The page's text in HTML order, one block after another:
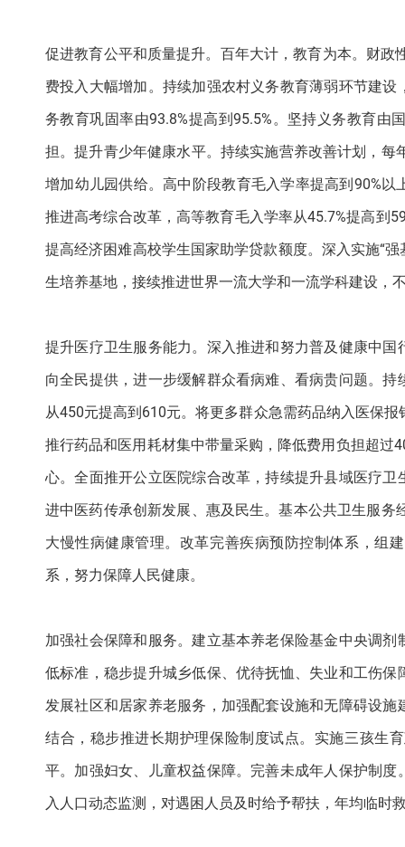
促进教育公平和质量提升。百年大计，教育为本。财
费投入大幅增加。持续加强农村义务教育薄弱环节建
务教育巩固率由93.8%提高到95.5%。坚持义务教育
担。提升青少年健康水平。持续实施营养改善计划，
增加幼儿园供给。高中阶段教育毛入学率提高到90%
推进高考综合改革，高等教育毛入学率从45.7%提高到
提高经济困难高校学生国家助学贷款额度。深入实施“
生培养基地，接续推进世界一流大学和一流学科建设，
提升医疗卫生服务能力。深入推进和努力普及健康中
向全民提供，进一步缓解群众看病难、看病贵问题。
从450元提高到610元。将更多群众急需药品纳入医保
推行药品和医用耗材集中带量采购，降低费用负担超
心。全面推开公立医院综合改革，持续提升县域医疗
进中医药传承创新发展、惠及民生。基本公共卫生服
大慢性病健康管理。改革完善疾病预防控制体系，组
系，努力保障人民健康。
加强社会保障和服务。建立基本养老保险基金中央调
低标准，稳步提升城乡低保、优待抚恤、失业和工伤
发展社区和居家养老服务，加强配套设施和无障碍设
结合，稳步推进长期护理保险制度试点。实施三孩生
平。加强妇女、儿童权益保障。完善未成年人保护制
入人口动态监测，对遇困人员及时给予帮扶，年均临时